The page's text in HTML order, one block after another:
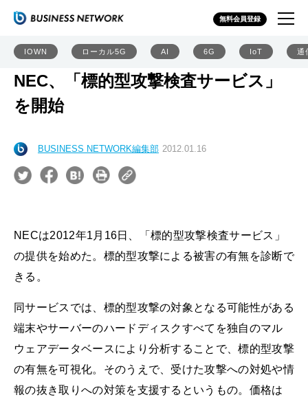
無料会員登録
IOWN ローカル5G AI 6G IoT 通
NEC、「標的型攻撃検査サービス」
を開始
BUSINESS NETWORK編集部 2012.01.16
NECは2012年1月16日、「標的型攻撃検査サービス」
の提供を始めた。標的型攻撃による被害の有無を診断で
きる。
同サービスでは、標的型攻撃の対象となる可能性がある
端末やサーバーのハードディスクすべてを独自のマル
ウェアデータベースにより分析することで、標的型攻撃
の有無を可視化。そのうえで、受けた攻撃への対処や情
報の抜き取りへの対策を支援するというもの。価格は